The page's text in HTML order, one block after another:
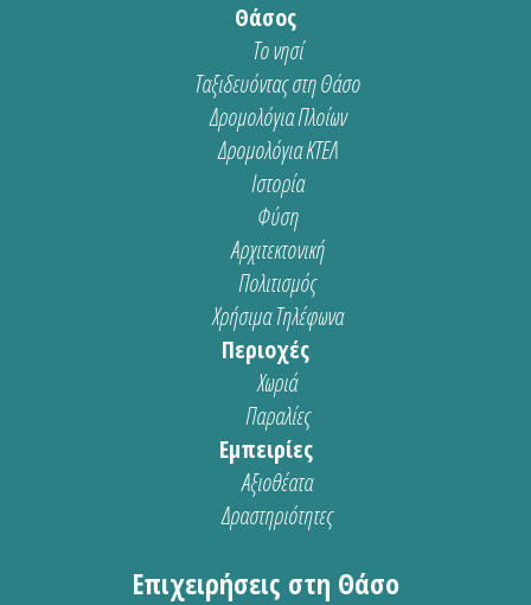
Θάσος
Το νησί
Ταξιδευόντας στη Θάσο
Δρομολόγια Πλοίων
Δρομολόγια ΚΤΕΛ
Ιστορία
Φύση
Αρχιτεκτονική
Πολιτισμός
Χρήσιμα Τηλέφωνα
Περιοχές
Χωριά
Παραλίες
Εμπειρίες
Αξιοθέατα
Δραστηριότητες
Επιχειρήσεις στη Θάσο